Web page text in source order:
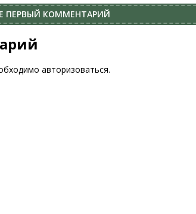
ПЕРВЫЙ КОММЕНТАРИЙ
авторизоваться.